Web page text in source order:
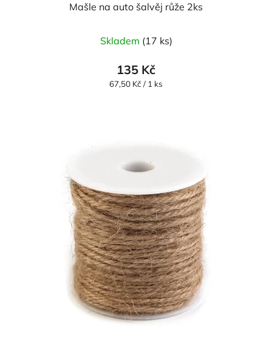
Mašle na auto šalvěj růže 2ks
Skladem (17 ks)
135 Kč
Měrná
67,50 Kč / 1 ks